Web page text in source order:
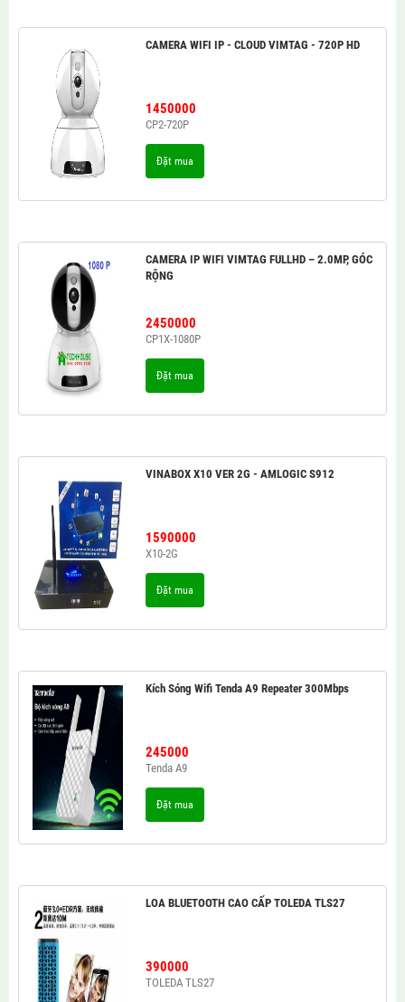
CAMERA WIFI IP - CLOUD VIMTAG - 720P HD
1450000
CP2-720P
Đặt mua
CAMERA IP WIFI VIMTAG FULLHD – 2.0MP, GÓC
RỘNG
2450000
CP1X-1080P
Đặt mua
VINABOX X10 VER 2G - AMLOGIC S912
1590000
X10-2G
Đặt mua
Kích Sóng Wifi Tenda A9 Repeater 300Mbps
245000
Tenda A9
Đặt mua
LOA BLUETOOTH CAO CẤP TOLEDA TLS27
390000
TOLEDA TLS27